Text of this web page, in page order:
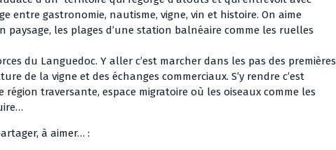
entre gastronomie, nautisme, vigne, vin et histoire. On aime
les plages d’une station balnéaire comme les ruelles
du Languedoc. Y aller c’est marcher dans les pas des premières
de la vigne et des échanges commerciaux. S’y rendre c’est
région traversante, espace migratoire où les oiseaux comme les
à aimer… :